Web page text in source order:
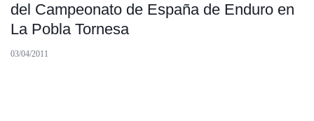
del Campeonato de España de Enduro en
La Pobla Tornesa
03/04/2011